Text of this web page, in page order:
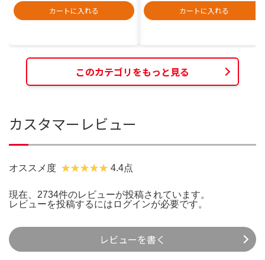
カートに入れる
カートに入れる
このカテゴリをもっと見る
カスタマーレビュー
オススメ度 4.4点
現在、2734件のレビューが投稿されています。
レビューを投稿するには ログインが必要です。
レビューを書く